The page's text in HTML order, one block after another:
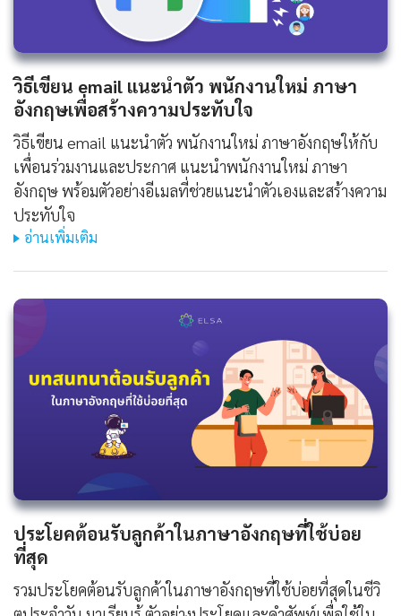
วิธีเขียน email แนะนําตัว พนักงานใหม่ ภาษา
อังกฤษเพื่อสร้างความประทับใจ
วิธีเขียน email แนะนําตัว พนักงานใหม่ ภาษาอังกฤษให้กับ
เพื่อนร่วมงานและประกาศ แนะนําพนักงานใหม่ ภาษา
อังกฤษ พร้อมตัวอย่างอีเมลที่ช่วยแนะนำตัวเองและสร้างความ
ประทับใจ
อ่านเพิ่มเติม
ประโยคต้อนรับลูกค้าในภาษาอังกฤษที่ใช้บ่อย
ที่สุด
รวมประโยคต้อนรับลูกค้าในภาษาอังกฤษที่ใช้บ่อยที่สุดในชีวิ